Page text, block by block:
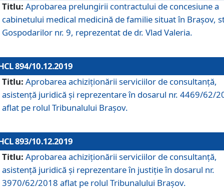
Titlu: Aprobarea prelungirii contractului de concesiune a
cabinetului medical medicină de familie situat în Braşov,
Gospodarilor nr. 9, reprezentat de dr. Vlad Valeria.
894/10.12.2019
Titlu: Aprobarea achiziţionării serviciilor de consultanţă,
asistenţă juridică şi reprezentare în dosarul nr. 4469/62/
aflat pe rolul Tribunalului Braşov.
893/10.12.2019
Titlu: Aprobarea achiziţionării serviciilor de consultanţă,
asistenţă juridică şi reprezentare în justiţie în dosarul nr.
3970/62/2018 aflat pe rolul Tribunalului Braşov.